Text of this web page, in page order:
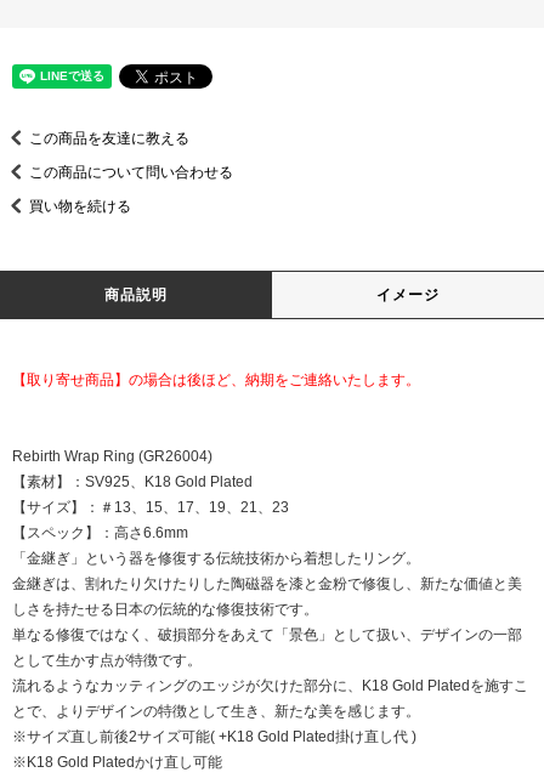
この商品を友達に教える
この商品について問い合わせる
買い物を続ける
商品説明 イメージ
【取り寄せ商品】の場合は後ほど、納期をご連絡いたします。
Rebirth Wrap Ring (GR26004)
【素材】：SV925、K18 Gold Plated
【サイズ】：＃13、15、17、19、21、23
【スペック】：高さ6.6mm
「金継ぎ」という器を修復する伝統技術から着想したリング。
金継ぎは、割れたり欠けたりした陶磁器を漆と金粉で修復し、新たな価値と美
しさを持たせる日本の伝統的な修復技術です。
単なる修復ではなく、破損部分をあえて「景色」として扱い、デザインの一部
として生かす点が特徴です。
流れるようなカッティングのエッジが欠けた部分に、K18 Gold Platedを施すこ
とで、よりデザインの特徴として生き、新たな美を感じます。
※サイズ直し前後2サイズ可能( +K18 Gold Plated掛け直し代 )
※K18 Gold Platedかけ直し可能